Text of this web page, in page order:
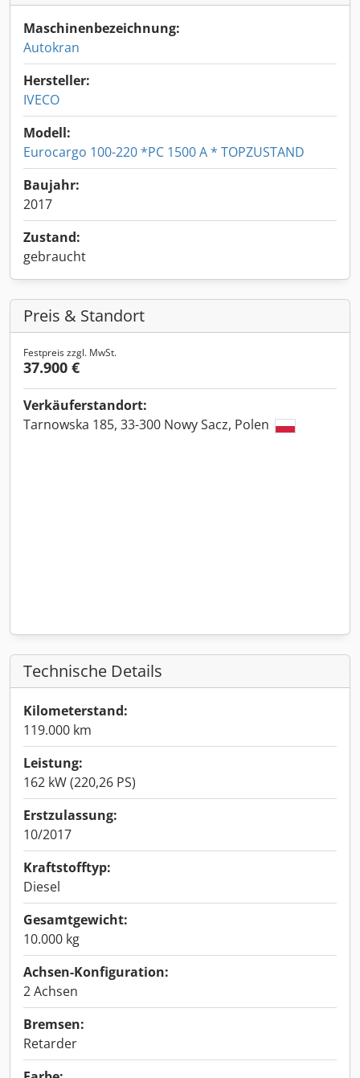
Maschinenbezeichnung:
Autokran
Hersteller:
IVECO
Modell:
Eurocargo 100-220 *PC 1500 A * TOPZUSTAND
Baujahr:
2017
Zustand:
gebraucht
Preis & Standort
Festpreis zzgl. MwSt.
37.900 €
Verkäuferstandort:
Tarnowska 185, 33-300 Nowy Sacz, Polen
Technische Details
Kilometerstand:
119.000 km
Leistung:
162 kW (220,26 PS)
Erstzulassung:
10/2017
Kraftstofftyp:
Diesel
Gesamtgewicht:
10.000 kg
Achsen-Konfiguration:
2 Achsen
Bremsen:
Retarder